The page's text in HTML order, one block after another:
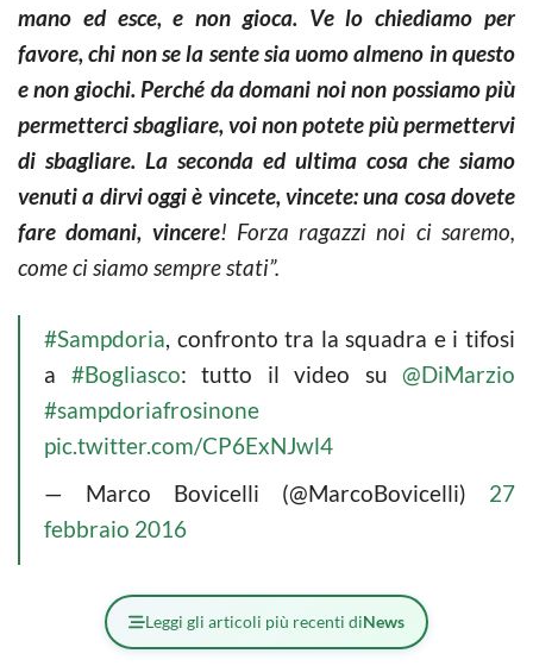
mano ed esce, e non gioca. Ve lo chiediamo per
favore, chi non se la sente sia uomo almeno in questo
e non giochi. Perché da domani noi non possiamo più
permetterci sbagliare, voi non potete più permettervi
di sbagliare. La seconda ed ultima cosa che siamo
venuti a dirvi oggi è vincete, vincete: una cosa dovete
fare domani, vincere! Forza ragazzi noi ci saremo,
come ci siamo sempre stati”.
#Sampdoria, confronto tra la squadra e i tifosi
a #Bogliasco: tutto il video su @DiMarzio
#sampdoriafrosinone
pic.twitter.com/CP6ExNJwl4
— Marco Bovicelli (@MarcoBovicelli) 27
febbraio 2016
Leggi gli articoli più recenti diNews